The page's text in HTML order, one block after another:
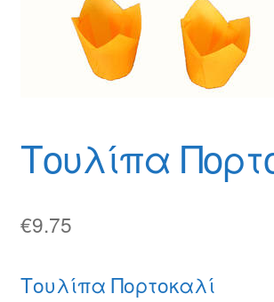
Επικοινωνία
Καλάθι
Καταστήματα
Τουλίπα
€9.75
Τουλίπα Πορτοκαλί